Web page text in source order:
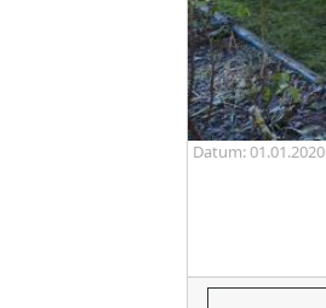
Datum: 01.01.2020